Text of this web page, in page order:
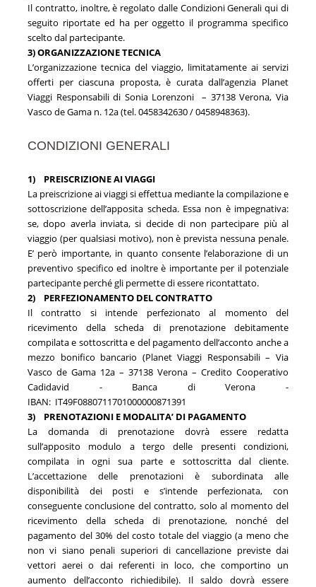
Il contratto, inoltre, è regolato dalle Condizioni Generali qui di
seguito riportate ed ha per oggetto il programma specifico
scelto dal partecipante.
3) ORGANIZZAZIONE TECNICA
L’organizzazione tecnica del viaggio, limitatamente ai servizi
offerti per ciascuna proposta, è curata dall’agenzia Planet
Viaggi Responsabili di Sonia Lorenzoni – 37138 Verona, Via
Vasco de Gama n. 12a (tel. 0458342630 / 0458948363).
CONDIZIONI GENERALI
1) PREISCRIZIONE AI VIAGGI
La preiscrizione ai viaggi si effettua mediante la compilazione e
sottoscrizione dell’apposita scheda. Essa non è impegnativa:
se, dopo averla inviata, si decide di non partecipare più al
viaggio (per qualsiasi motivo), non è prevista nessuna penale.
E’ però importante, in quanto consente l’elaborazione di un
preventivo specifico ed inoltre è importante per il potenziale
partecipante perché gli permette di essere ricontattato.
2) PERFEZIONAMENTO DEL CONTRATTO
Il contratto si intende perfezionato al momento del
ricevimento della scheda di prenotazione debitamente
compilata e sottoscritta e del pagamento dell’acconto anche a
mezzo bonifico bancario (Planet Viaggi Responsabili – Via
Vasco de Gama 12a – 37138 Verona – Credito Cooperativo
Cadidavid - Banca di Verona -
IBAN: IT49F0880711701000000871391
3) PRENOTAZIONI E MODALITA’ DI PAGAMENTO
La domanda di prenotazione dovrà essere redatta
sull’apposito modulo a tergo delle presenti condizioni,
compilata in ogni sua parte e sottoscritta dal cliente.
L’accettazione delle prenotazioni è subordinata alle
disponibilità dei posti e s’intende perfezionata, con
conseguente conclusione del contratto, solo al momento del
ricevimento della scheda di prenotazione, nonché del
pagamento del 30% del costo totale del viaggio (a meno che
non vi siano penali superiori di cancellazione previste dai
vettori aerei o dai referenti in loco, che comportino un
aumento dell’acconto richiedibile). Il saldo dovrà essere